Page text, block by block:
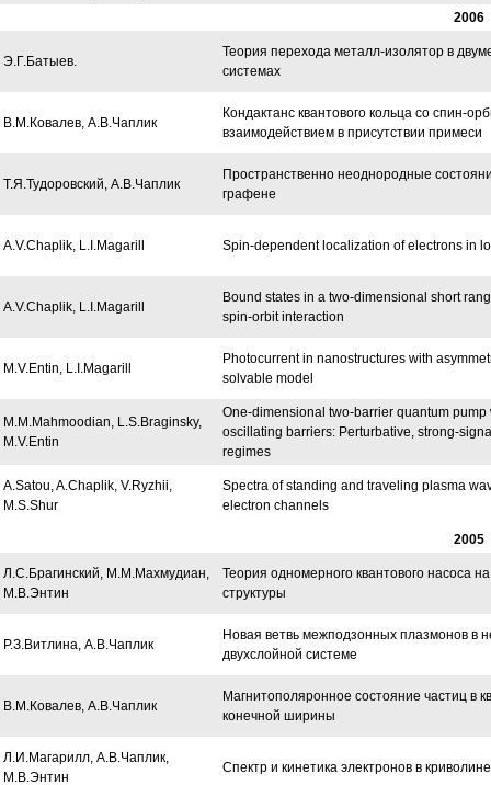
2006
Э.Г.Батыев.
Теория перехода металл-изолятор в
системах
В.М.Ковалев, А.В.Чаплик
Кондактанс квантового кольца со спин-
взаимодействием в присутствии примеси
Т.Я.Тудоровский, А.В.Чаплик
Пространственно неоднородные
графене
A.V.Chaplik, L.I.Magarill Spin-dependent localization of electrons in
A.V.Chaplik, L.I.Magarill
Bound states in a two-dimensional short
spin-orbit interaction
M.V.Entin, L.I.Magarill
Photocurrent in nanostructures with
solvable model
M.M.Mahmoodian, L.S.Braginsky,
M.V.Entin
One-dimensional two-barrier quantum
oscillating barriers: Perturbative, strong-
regimes
A.Satou, A.Chaplik, V.Ryzhii,
M.S.Shur
Spectra of standing and traveling plasma
electron channels
2005
Л.С.Брагинский, М.М.Махмудиан,
М.В.Энтин
Теория одномерного квантового насоса
структуры
Р.З.Витлина, A.В.Чаплик
Новая ветвь межподзонных плазмонов в
двухслойной системе
В.М.Ковалев, А.В.Чаплик
Магнитополяронное состояние частиц в
конечной ширины
Л.И.Магарилл, А.В.Чаплик,
М.В.Энтин
Спектр и кинетика электронов в